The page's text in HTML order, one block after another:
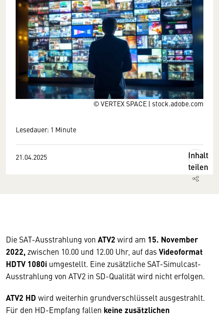
© VERTEX SPACE | stock.adobe.com
Lesedauer: 1 Minute
21.04.2025
Inhalt
teilen
Die SAT-Ausstrahlung von ATV2 wird am 15. November
2022, zwischen 10.00 und 12.00 Uhr, auf das Videoformat
HDTV 1080i umgestellt. Eine zusätzliche SAT-Simulcast-
Ausstrahlung von ATV2 in SD-Qualität wird nicht erfolgen.
ATV2 HD wird weiterhin grundverschlüsselt ausgestrahlt.
Für den HD-Empfang fallen keine zusätzlichen